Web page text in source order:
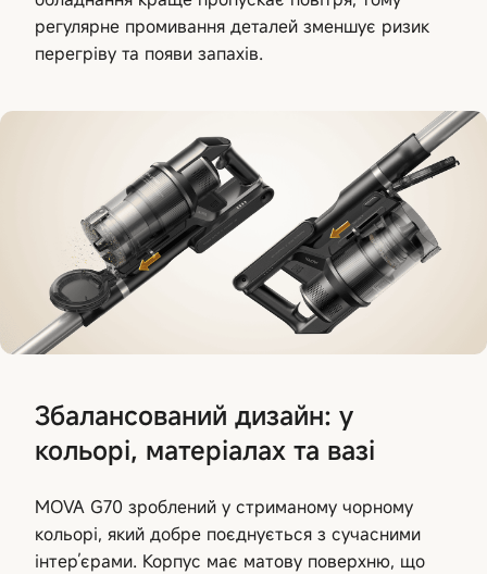
регулярне промивання деталей зменшує ризик
перегріву та появи запахів.
Збалансований дизайн: у
кольорі, матеріалах та вазі
MOVA G70 зроблений у стриманому чорному
кольорі, який добре поєднується з сучасними
інтер’єрами. Корпус має матову поверхню, що